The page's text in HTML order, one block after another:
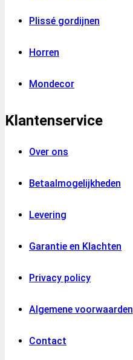
Plissé gordijnen
Horren
Mondecor
Klantenservice
Over ons
Betaalmogelijkheden
Levering
Garantie en Klachten
Privacy policy
Algemene voorwaarden
Contact